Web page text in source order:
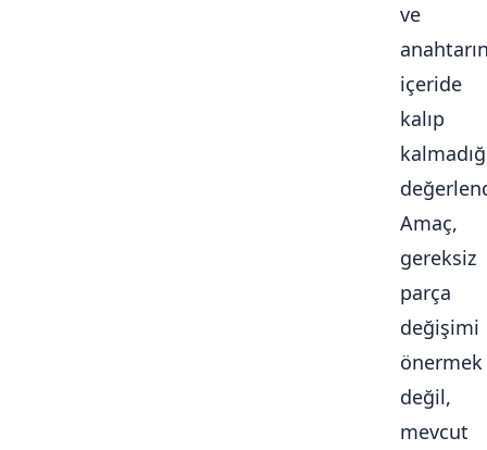
ve
içeride
kalıp
Amaç,
gereksiz
parça
değişimi
önermek
değil,
mevcut